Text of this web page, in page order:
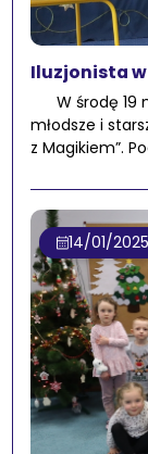
Iluzjonista
W środę 19
młodsze i
z Magikiem”.
14/01/2025